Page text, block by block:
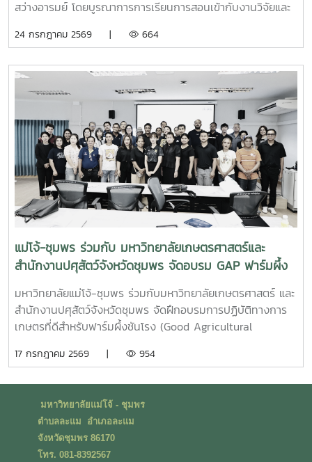
สว่างอารมย์ โดยบูรณาการการเรียนการสอนเข้ากับงานวิจัยและ
และภาคปฏิบัติ ตั้งแต่ชีววิทยาและวงจรชีวิตของปูม้า การเพาะ
และการฟื้นฟูทรัพยากรปูม้าในพื้นที่ชายฝั่งนักศึกษาจะได้ลงพื้นที่
ปฏิบัติงานจริง ร่วมศึกษาวิจัยและทำกิจกรรมบริการวิชาการกับ
ชุมชน ภาคีเครือข่าย และหน่วยงานที่เกี่ยวข้อง เพื่อแลกเปลี่ยน
องค์ความรู้และร่วมกันพัฒนาแนวทางการอนุรักษ์ทรัพยากรทาง
ทะเล อันเป็นการสร้างประสบการณ์การเรียนรู้จากสถานการณ์
จริง พร้อมปลูกฝังความรับผิดชอบต่อสังคมและสิ่งแวดล้อม
24 กรกฎาคม 2569 | 664
แม่โจ้-ชุมพร ร่วมกับ มหาวิทยาลัยเกษตรศาสตร์และ
สำนักงานปศุสัตว์จังหวัดชุมพร จัดอบรม GAP ฟาร์มผึ้ง
ชันโรง ยกระดับมาตรฐานการเลี้ยงสู่การพัฒนาเศรษฐกิจ
ชุมชนอย่างยั่งยืน
มหาวิทยาลัยแม่โจ้-ชุมพร ร่วมกับมหาวิทยาลัยเกษตรศาสตร์ และ
สำนักงานปศุสัตว์จังหวัดชุมพร จัดฝึกอบรมการปฏิบัติทางการ
เกษตรที่ดีสำหรับฟาร์มผึ้งชันโรง (Good Agricultural
กรกฎาคม พ.ศ. 2569 ณ ห้องประชุมชั้นดาดฟ้า อาคารบุญรอด
อบรม และอาจารย์วีรชัย เพชรสุทธิ์ รองคณบดีฝ่ายวิชาการ วิจัย
และบริการวิชาการ กล่าวต้อนรับผู้เข้าร่วมอบรม โดยได้รับเกียรติ
จากวิทยากรผู้ทรงคุณวุฒิจากสำนักงานปศุสัตว์เขต 8 จังหวัด
17 กรกฎาคม 2569 | 954
มหาวิทยาลัยแม่โจ้ - ชุมพร
ตำบลละแม อำเภอละแม
จังหวัดชุมพร 86170
โทร. 081-8392567